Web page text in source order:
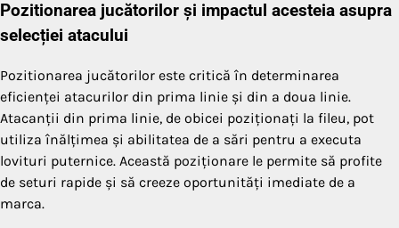
Pozitionarea jucătorilor și impactul acesteia asupra
selecției atacului
Pozitionarea jucătorilor este critică în determinarea
eficienței atacurilor din prima linie și din a doua linie.
Atacanții din prima linie, de obicei poziționați la fileu, pot
utiliza înălțimea și abilitatea de a sări pentru a executa
lovituri puternice. Această poziționare le permite să profite
de seturi rapide și să creeze oportunități imediate de a
marca.